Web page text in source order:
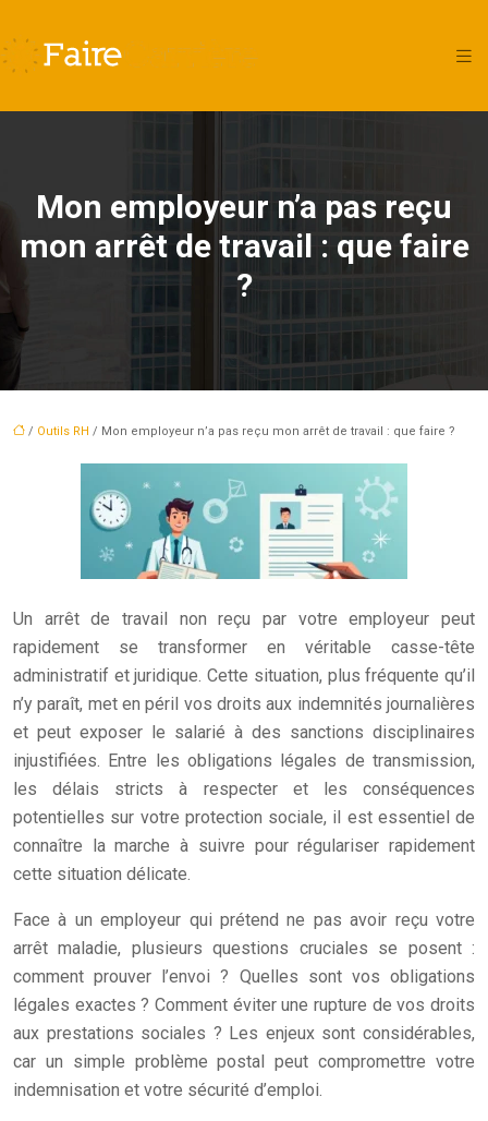
Mon employeur n’a pas reçu
mon arrêt de travail : que faire
?
/ Outils RH / Mon employeur n’a pas reçu mon arrêt de travail : que faire ?
Un arrêt de travail non reçu par votre employeur peut
rapidement se transformer en véritable casse-tête
administratif et juridique. Cette situation, plus fréquente qu’il
n’y paraît, met en péril vos droits aux indemnités journalières
et peut exposer le salarié à des sanctions disciplinaires
injustifiées. Entre les obligations légales de transmission,
les délais stricts à respecter et les conséquences
potentielles sur votre protection sociale, il est essentiel de
connaître la marche à suivre pour régulariser rapidement
cette situation délicate.
Face à un employeur qui prétend ne pas avoir reçu votre
arrêt maladie, plusieurs questions cruciales se posent :
comment prouver l’envoi ? Quelles sont vos obligations
légales exactes ? Comment éviter une rupture de vos droits
aux prestations sociales ? Les enjeux sont considérables,
car un simple problème postal peut compromettre votre
indemnisation et votre sécurité d’emploi.